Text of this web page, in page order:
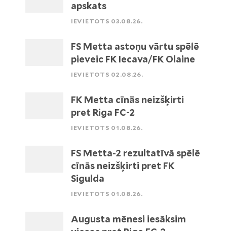
apskats
IEVIETOTS 03.08.26.
FS Metta astoņu vārtu spēlē
pieveic FK Iecava/FK Olaine
IEVIETOTS 02.08.26.
FK Metta cīnās neizšķirti
pret Riga FC-2
IEVIETOTS 01.08.26.
FS Metta-2 rezultatīvā spēlē
cīnās neizšķirti pret FK
Sigulda
IEVIETOTS 01.08.26.
Augusta mēnesi iesāksim